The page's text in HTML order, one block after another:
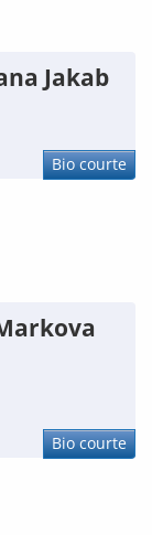
Jakab
Bio courte
Bio courte